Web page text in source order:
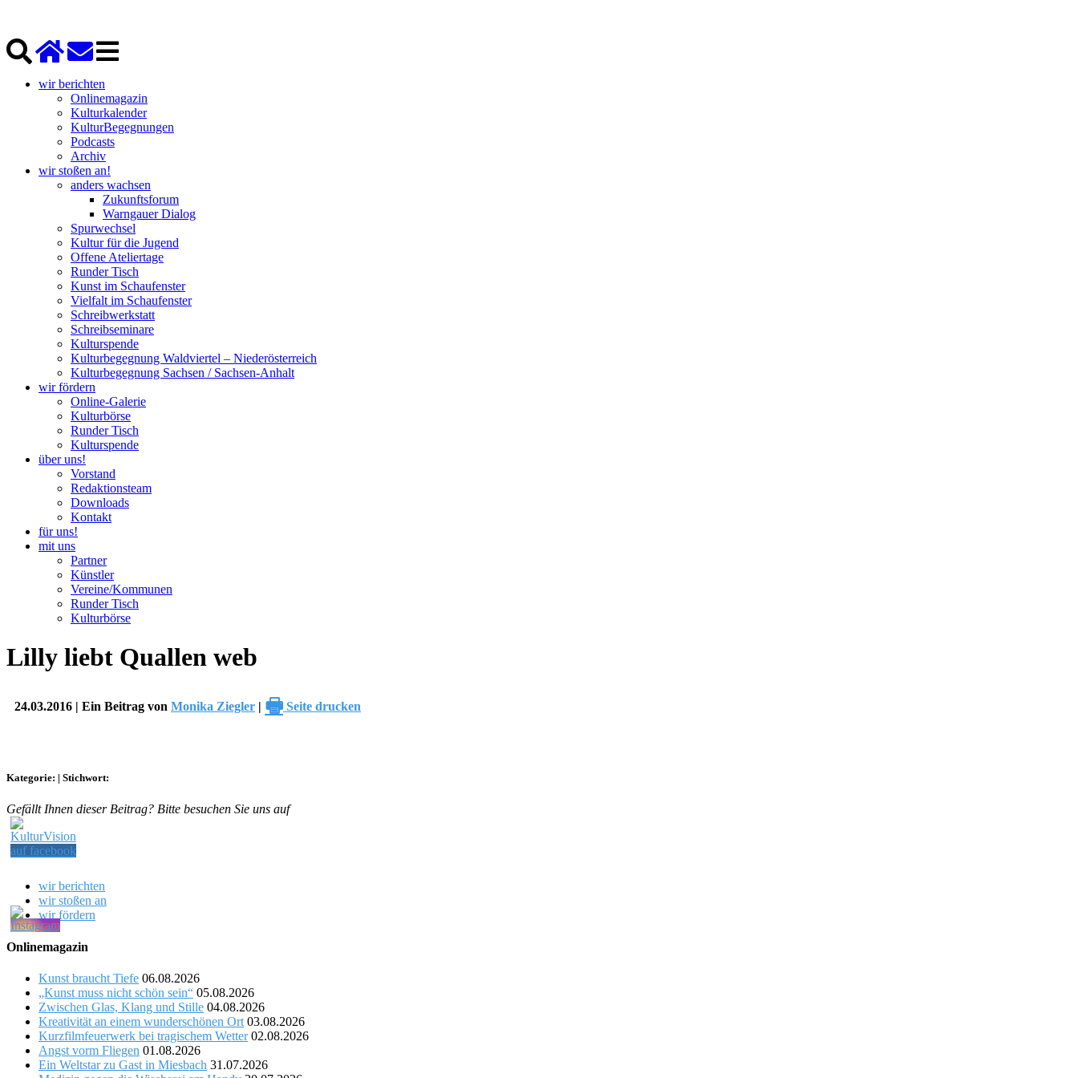
wir berichten
Onlinemagazin
Kulturkalender
KulturBegegnungen
Podcasts
Archiv
wir stoßen an!
anders wachsen
Zukunftsforum
Warngauer Dialog
Spurwechsel
Kultur für die Jugend
Offene Ateliertage
Runder Tisch
Kunst im Schaufenster
Vielfalt im Schaufenster
Schreibwerkstatt
Schreibseminare
Kulturspende
Kulturbegegnung Waldviertel – Niederösterreich
Kulturbegegnung Sachsen / Sachsen-Anhalt
wir fördern
Online-Galerie
Kulturbörse
Runder Tisch
Kulturspende
über uns!
Vorstand
Redaktionsteam
Downloads
Kontakt
für uns!
mit uns
Partner
Künstler
Vereine/Kommunen
Runder Tisch
Kulturbörse
Lilly liebt Quallen web
24.03.2016 | Ein Beitrag von Monika Ziegler | 🖶 Seite drucken
Kategorie: | Stichwort:
Gefällt Ihnen dieser Beitrag? Bitte besuchen Sie uns auf
wir berichten
wir stoßen an
wir fördern
Onlinemagazin
Kunst braucht Tiefe 06.08.2026
„Kunst muss nicht schön sein“ 05.08.2026
Zwischen Glas, Klang und Stille 04.08.2026
Kreativität an einem wunderschönen Ort 03.08.2026
Kurzfilmfeuerwerk bei tragischem Wetter 02.08.2026
Angst vorm Fliegen 01.08.2026
Ein Weltstar zu Gast in Miesbach 31.07.2026